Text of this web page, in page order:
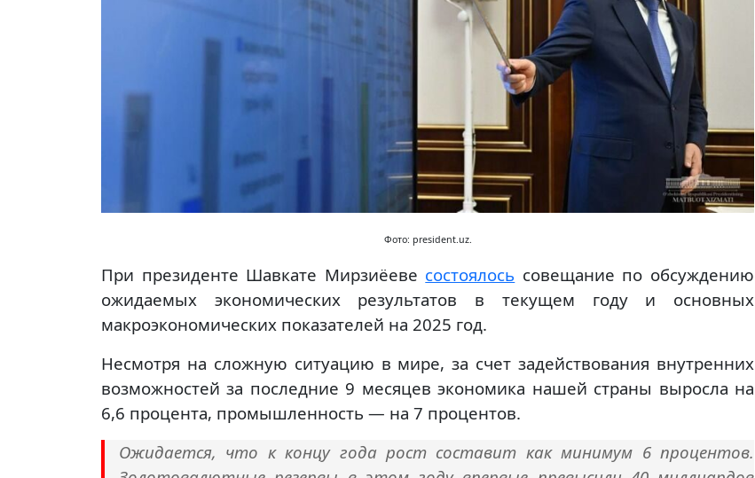
Фото: president.uz.
При президенте Шавкате Мирзиёеве состоялось совещание по обсуждению
ожидаемых экономических результатов в текущем году и основных
макроэкономических показателей на 2025 год.
Несмотря на сложную ситуацию в мире, за счет задействования внутренних
возможностей за последние 9 месяцев экономика нашей страны выросла на
6,6 процента, промышленность — на 7 процентов.
Ожидается, что к концу года рост составит как минимум 6 процентов.